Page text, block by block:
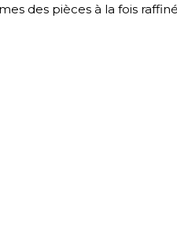
des pièces à la fois